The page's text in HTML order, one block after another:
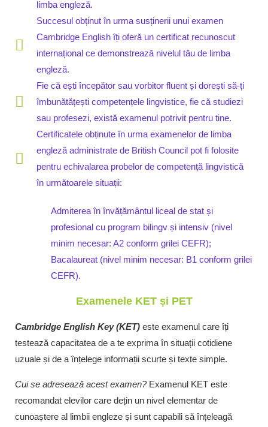
limba engleză.
Succesul obținut în urma susținerii unui examen
Cambridge English îți oferă un certificat recunoscut
internațional ce demonstrează nivelul tău de limba
engleză.
Fie că ești începător sau vorbitor fluent și dorești să-ți
îmbunătățești competențele lingvistice, fie că studiezi
sau profesezi, există examenul potrivit pentru tine.
Certificatele obținute în urma examenelor de limba
engleză administrate de British Council pot fi folosite
pentru echivalarea probelor de competență lingvistică
în următoarele situații:
Admiterea în învățământul liceal de stat și
profesional cu program bilingv și intensiv (nivel
minim necesar: A2 conform grilei CEFR);
Bacalaureat (nivel minim necesar: B1 conform grilei
CEFR).
Examenele KET și PET
Cambridge English Key (KET) este examenul care îți
testează capacitatea de a te exprima în situații cotidiene
uzuale și de a înțelege informații scurte și texte simple.
Cui se adresează acest examen?Examenul KET este
recomandat elevilor care dețin un nivel elementar de
cunoaștere al limbii engleze și sunt capabili să înțeleagă